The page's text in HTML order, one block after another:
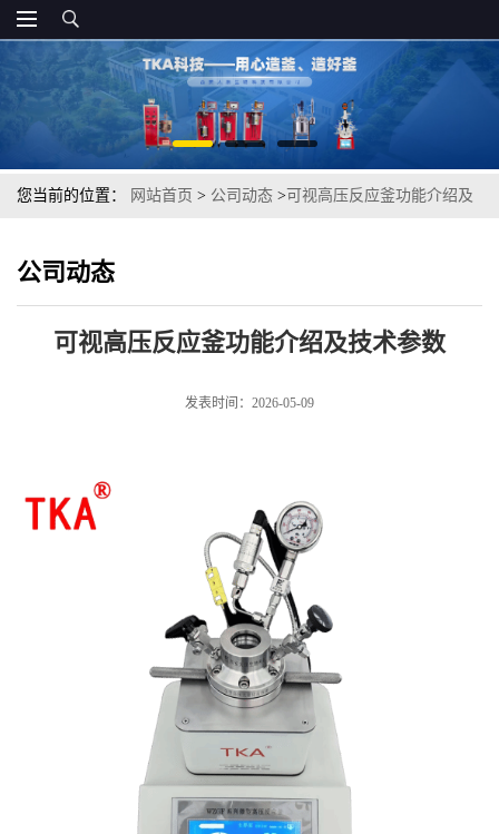
您当前的位置： 网站首页 > 公司动态 >可视高压反应釜功能介绍及
公司动态
可视高压反应釜功能介绍及技术参数
发表时间：2026-05-09